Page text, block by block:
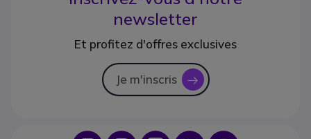
newsletter
Et profitez d'offres exclusives
Je m'inscris icon